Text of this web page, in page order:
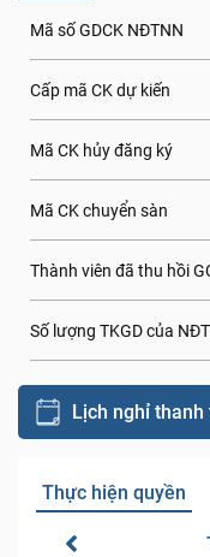
Mã số GDCK NĐTNN
Cấp mã CK dự kiến
Mã CK hủy đăng ký
Mã CK chuyển sàn
Thành viên đã thu hồi
Số lượng TKGD của NĐT
Lịch nghỉ thanh
Thực hiện quyền